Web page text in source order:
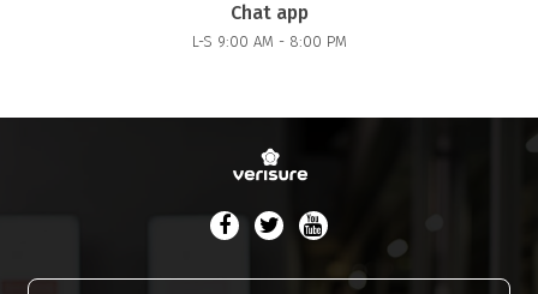
Chat app
L-S 9:00 AM - 8:00 PM